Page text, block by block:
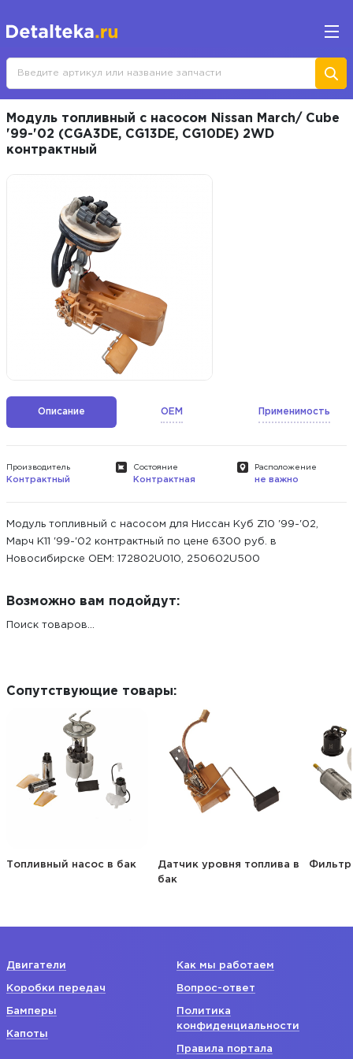
Модуль топливный с насосом Nissan March/ Cube
'99-'02 (CGA3DE, CG13DE, CG10DE) 2WD
контрактный
Описание OEM Применимость
Производитель
Контрактный
Состояние
Контрактная
Расположение
не важно
Модуль топливный с насосом для Ниссан Куб Z10 '99-'02,
Марч К11 '99-'02 контрактный по цене 6300 руб. в
Новосибирске ОЕМ: 172802U010, 250602U500
Возможно вам подойдут:
Поиск товаров...
Сопутствующие товары:
Топливный насос в бак
Датчик уровня топлива в
бак
Фильтр
Двигатели
Коробки передач
Бамперы
Капоты
Как мы работаем
Вопрос-ответ
Политика
конфиденциальности
Правила портала